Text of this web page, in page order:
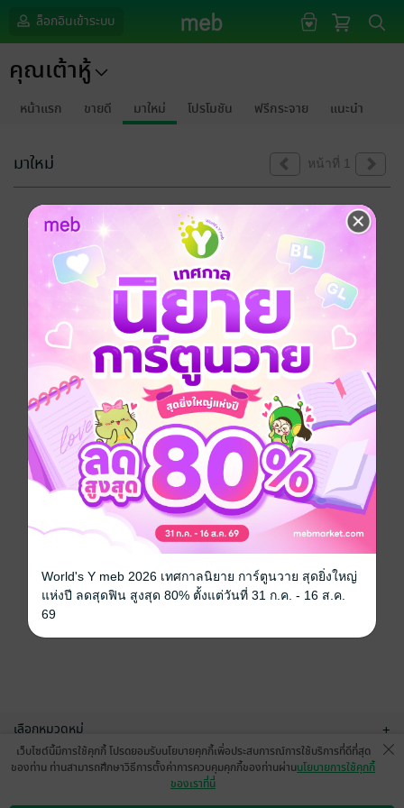
ล็อกอินเข้าระบบ
คุณเต้าหู้
หน้าแรก ขายดี มาใหม่ โปรโมชัน ฟรีกระจาย แนะนำ
มาใหม่ หน้าที่ 1
ขออภัยด้วยนะคะ
ไม่พบข้อมูลในหัวข้อที่คุณกำลังชมค่ะ
เลือกหมวดหมู่ +
บริการช่วยเหลือ
เว็บไซต์นี้มีการใช้คุกกี้ โปรดยอมรับนโยบายคุกกี้เพื่อประสบการณ์การใช้บริการที่ดีที่สุด
ของท่าน ท่านสามารถศึกษาวิธีการตั้งค่าการควบคุมคุกกี้ของท่านผ่านนโยบายการใช้คุกกี้
ของเราที่นี่
World's Y meb 2026 เทศกาลนิยาย การ์ตูนวาย สุดยิ่งใหญ่
แห่งปี ลดสุดฟิน สูงสุด 80% ตั้งแต่วันที่ 31 ก.ค. - 16 ส.ค.
69